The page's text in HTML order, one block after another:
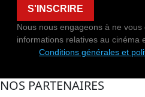
S'INSCRIRE
Nous nous engageons à ne
informations relatives au cinéma
Conditions générales et
NOS PARTENAIRES